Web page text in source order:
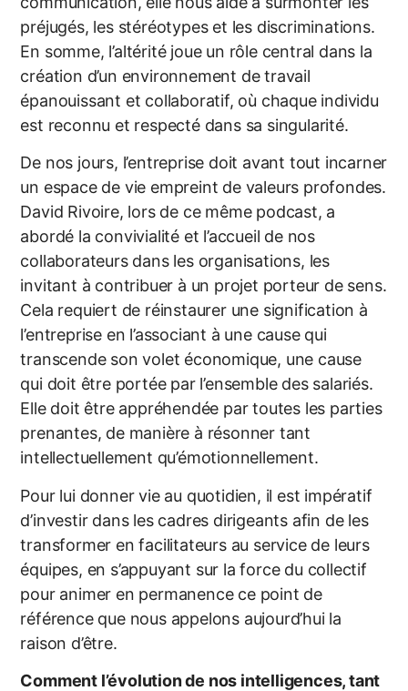
préjugés, les stéréotypes et les discriminations.
En somme, l’altérité joue un rôle central dans la
création d’un environnement de travail
épanouissant et collaboratif, où chaque individu
est reconnu et respecté dans sa singularité.
De nos jours, l’entreprise doit avant tout incarner
un espace de vie empreint de valeurs profondes.
David Rivoire, lors de ce même podcast, a
abordé la convivialité et l’accueil de nos
collaborateurs dans les organisations, les
invitant à contribuer à un projet porteur de sens.
Cela requiert de réinstaurer une signification à
l’entreprise en l’associant à une cause qui
transcende son volet économique, une cause
qui doit être portée par l’ensemble des salariés.
Elle doit être appréhendée par toutes les parties
prenantes, de manière à résonner tant
intellectuellement qu’émotionnellement.
Pour lui donner vie au quotidien, il est impératif
d’investir dans les cadres dirigeants afin de les
transformer en facilitateurs au service de leurs
équipes, en s’appuyant sur la force du collectif
pour animer en permanence ce point de
référence que nous appelons aujourd’hui la
raison d’être.
Comment l’évolution de nos intelligences, tant